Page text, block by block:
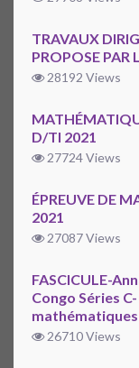
TRAVAUX
PROPOSE PAR
28192 Views
D/TI 2021
27724 Views
ÉPREUVE DE
2021
27087 Views
FASCICULE-
Congo Séries
mathématiques
26710 Views